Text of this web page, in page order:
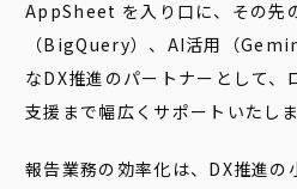
AppSheet を入り口に、その先
（BigQuery）、AI活用（
なDX推進のパートナーとして、
支援まで幅広くサポートいたしま
報告業務の効率化は、DX推進の